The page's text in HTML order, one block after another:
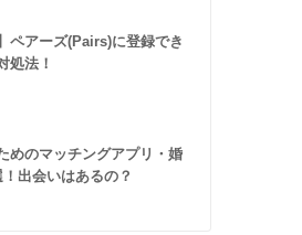
ペアーズ(Pairs)に登録でき
処法！
めのマッチングアプリ・婚
出会いはあるの？